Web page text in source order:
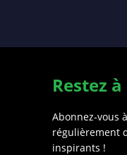
Restez
Abonnez-vous
régulièrement
inspirants !